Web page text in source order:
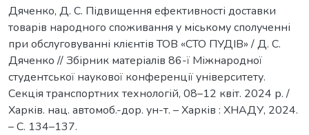
Дяченко, Д. С. Підвищення ефективності доставки
товарів народного споживання у міському сполученні
при обслуговуванні клієнтів ТОВ «СТО ПУДІВ» / Д. С.
Дяченко // Збірник матеріалів 86-ї Міжнародної
студентської наукової конференції університету.
Секція транспортних технологій, 08–12 квіт. 2024 р. /
Харків. нац. автомоб.-дор. ун-т. – Харків : ХНАДУ, 2024.
– C. 134–137.